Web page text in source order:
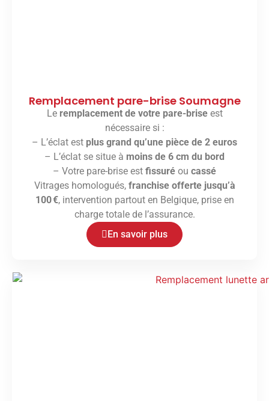
Remplacement pare-brise Soumagne
Le remplacement de votre pare-briseest
nécessaire si :
– L’éclat est plus grand qu’une pièce de 2 euros
– L’éclat se situe à moins de 6 cm du bord
– Votre pare-brise est fissuré ou cassé
Vitrages homologués, franchise offerte jusqu’à
100 €, intervention partout en Belgique, prise en
charge totale de l’assurance.
En savoir plus